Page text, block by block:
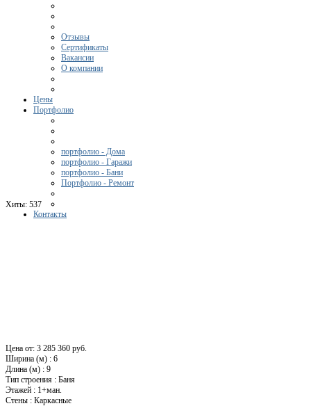
Отзывы
Сертификаты
Вакансии
О компании
Цены
Портфолио
портфолио - Дома
портфолио - Гаражи
портфолио - Бани
Портфолио - Ремонт
Контакты
Хиты: 537
Цена от: 3 285 360 руб.
Ширина (м) : 6
Длина (м) : 9
Тип строения : Баня
Этажей : 1+ман.
Стены : Каркасные